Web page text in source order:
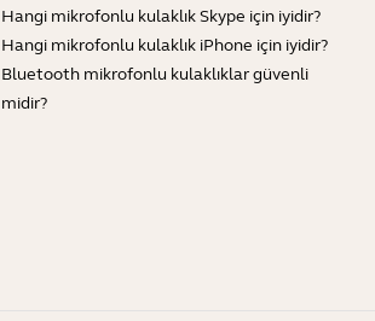
Hangi mikrofonlu kulaklık Skype için iyidir?
Hangi mikrofonlu kulaklık iPhone için iyidir?
Bluetooth mikrofonlu kulaklıklar güvenli
midir?